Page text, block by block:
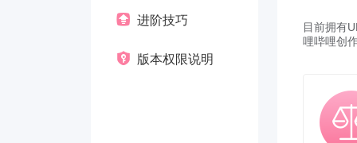
目前拥有
哩哔哩创
进阶技巧
版本权限说明